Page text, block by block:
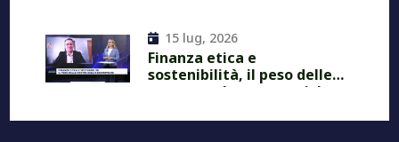
15 lug, 2026
Finanza etica e
sostenibilità, il peso delle
nostre scelte economiche